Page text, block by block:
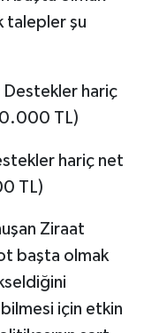
talepler şu
Destekler hariç
TL)
hariç net
TL)
Ziraat
başta olmak
için etkin